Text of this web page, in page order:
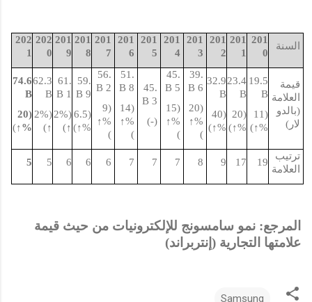
السنة
201
0
201
1
201
2
201
3
201
4
201
5
201
6
201
7
201
8
201
9
202
0
202
1
(بالدو
لار)
19.5
B
(11
%
↑
)
23.4
B
(20
%
↑
)
B
(40
%
↑
)
39.
6 B
(20
%
↑
)
45.
5 B
(15
%
↑
)
45.
3 B
(-)
51.
8 B
(14
%
↑
)
56.
2 B
(9
%
↑
)
59.
9 B
(6.5
%
↑
)
61.
1 B
(2%
↑
)
62.3
B
(2%
↑
)
B
(20
%
↑
)
العلامة
19
17
9
8
7
7
7
6
6
6
5
5
علامتها التجارية (إنتربراند)
Samsung